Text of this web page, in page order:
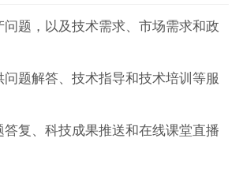
题，以及技术需求、市场需求和政
题解答、技术指导和技术培训等服
复、科技成果推送和在线课堂直播